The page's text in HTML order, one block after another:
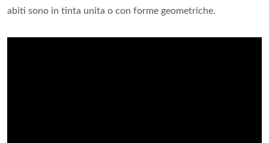
abiti sono in tinta unita o con forme geometriche.